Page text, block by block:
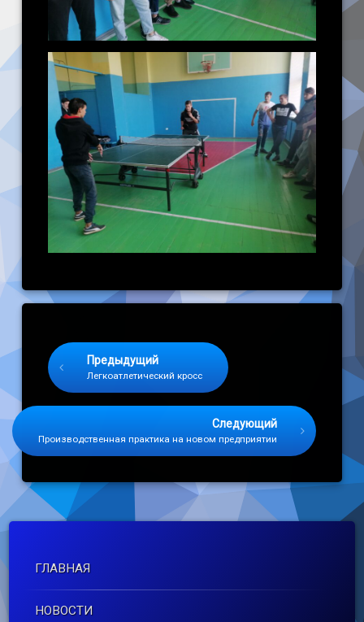
Предыдущий
Легкоатлетический кросс
Следующий
Производственная практика на новом предприятии
ГЛАВНАЯ
НОВОСТИ